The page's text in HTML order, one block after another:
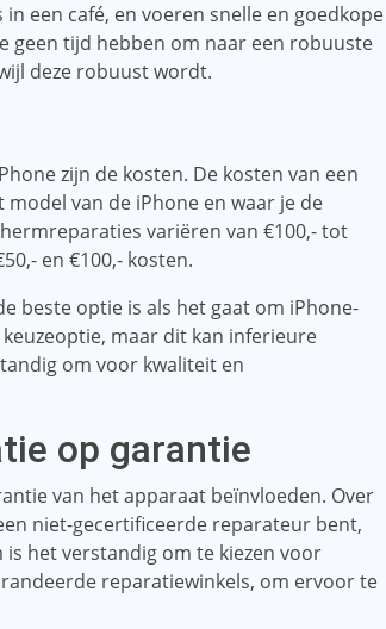
een café, en voeren snelle en goedkope
geen tijd hebben om naar een robuuste
deze robuust wordt.
zijn de kosten. De kosten van een
van de iPhone en waar je de
variëren van €100,- tot
en €100,- kosten.
beste optie is als het gaat om iPhone-
maar dit kan inferieure
om voor kwaliteit en
op garantie
van het apparaat beïnvloeden. Over
niet-gecertificeerde reparateur bent,
het verstandig om te kiezen voor
reparatiewinkels, om ervoor te